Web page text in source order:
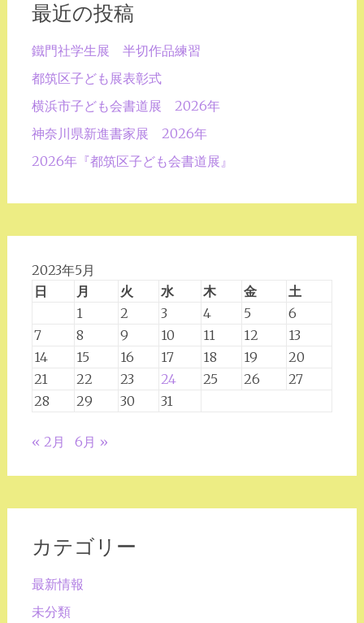
最近の投稿
鐵門社学生展 半切作品練習
都筑区子ども展表彰式
横浜市子ども会書道展 2026年
神奈川県新進書家展 2026年
2026年『都筑区子ども会書道展』
2023年5月
日
月 火 水 木 金
土
1
2 3 4 5
6
7
8 9 10 11 12
13
14
15 16 17 18 19
20
21
22 23 24 25 26
27
28
29 30 31
« 2月 6月 »
カテゴリー
最新情報
未分類